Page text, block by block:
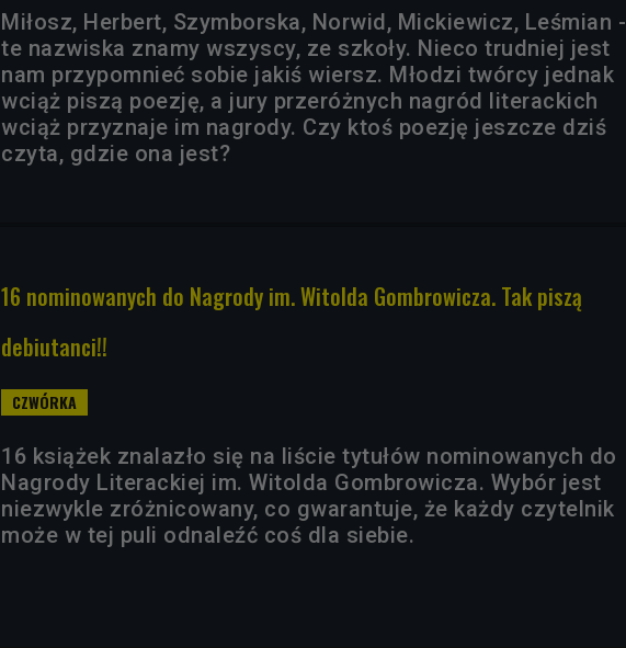
Miłosz, Herbert, Szymborska, Norwid, Mickiewicz, Leśmian -
te nazwiska znamy wszyscy, ze szkoły. Nieco trudniej jest
nam przypomnieć sobie jakiś wiersz. Młodzi twórcy jednak
wciąż piszą poezję, a jury przeróżnych nagród literackich
wciąż przyznaje im nagrody. Czy ktoś poezję jeszcze dziś
czyta, gdzie ona jest?
16 nominowanych do Nagrody im. Witolda Gombrowicza. Tak piszą
debiutanci!!
16 książek znalazło się na liście tytułów nominowanych do
Nagrody Literackiej im. Witolda Gombrowicza. Wybór jest
niezwykle zróżnicowany, co gwarantuje, że każdy czytelnik
może w tej puli odnaleźć coś dla siebie.